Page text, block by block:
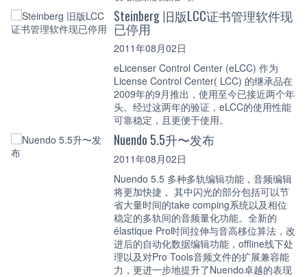
Steinberg 旧版LCC证书管理软件现
已停用
2011年08月02日
eLicenser Control Center (eLCC) 作为
License Control Center( LCC) 的继承品在
2009年的9月推出，使用至今已接近两个年
头。经过这两年的验证，eLCC的使用性能
可靠稳定，且更便于使用。
Nuendo 5.5升〜发布
2011年08月02日
Nuendo 5.5 多种多轨编辑功能，音频编辑
将更加快捷， 其中闪光的部分包括可以节
省大量时间的take comping系统以及相位
稳定的多轨间的音频量化功能。全新的
élastique Pro时间拉伸与音高移位算法，改
进后的自动化数据编辑功能，offline线下处
理以及对Pro Tools音频文件的扩展兼容能
力，更进一步地提升了Nuendo卓越的表现